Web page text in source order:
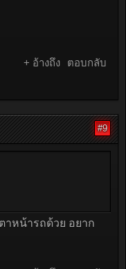
+ อ้างถึง ตอบกลับ
#9
าหน้ารถด้วย อยาก